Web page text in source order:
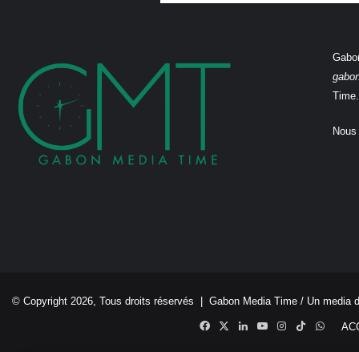
Time.
© Copyright 2026, Tous droits réservés | Gabon Media Time / Un media
Facebook
X LinkedinYouTubeInstagram
TikTok